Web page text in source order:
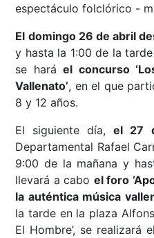
espectáculo folclórico -
El domingo 26 de abril
y hasta la 1:00 de la
se haráel concurso
Vallenato’, en el que
8 y 12 años.
El siguiente día,el 27
Departamental Rafael
9:00 de la mañana y
llevará a cabo el foro
la auténtica música
la tarde en la plaza
El Hombre’, se realizará